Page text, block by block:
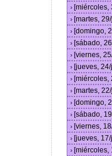
›
› [martes,
› [domingo,
› [sábado,
› [viernes,
› [jueves,
›
› [martes,
› [domingo,
› [sábado,
› [viernes,
› [jueves,
›